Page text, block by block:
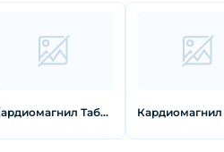
Кардиомагнил Таблетки покрытые пленочной оболочкой 150 мг 30 шт